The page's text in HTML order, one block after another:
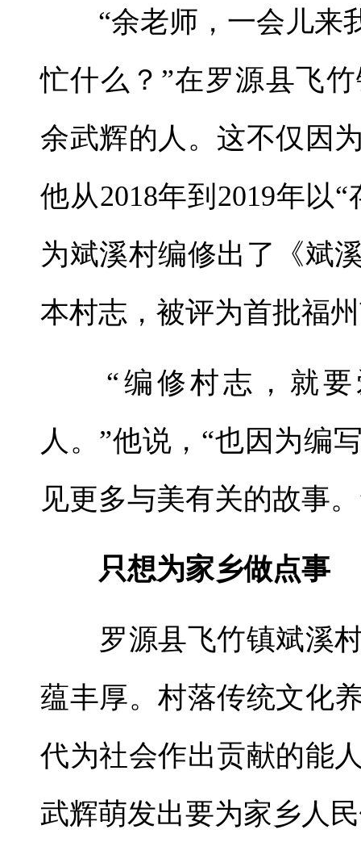
“余老师，一会儿来我
忙什么？”在罗源县飞
余武辉的人。这不仅因
他从2018年到2019年以
为斌溪村编修出了《斌
本村志，被评为首批福
“编修村志，就要
人。”他说，“也因为编
见更多与美有关的故事
只想为家乡做点事
罗源县飞竹镇斌溪村
蕴丰厚。村落传统文化
代为社会作出贡献的能
武辉萌发出要为家乡人